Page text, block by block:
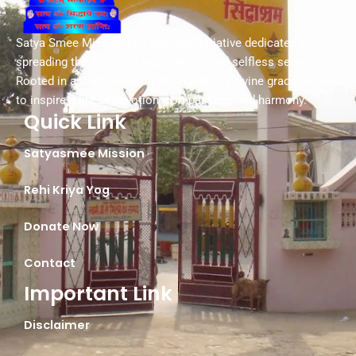
Satya Smee Mission is a spiritual initiative dedicated to
spreading the values of truth, peace, and selfless service.
Rooted in ancient wisdom and guided by divine grace, we aim
to inspire a life of devotion, compassion, and harmony.
Quick Link
Satyasmee Mission
Rehi Kriya Yog
Donate Now
Contact
Important Link
Disclaimer